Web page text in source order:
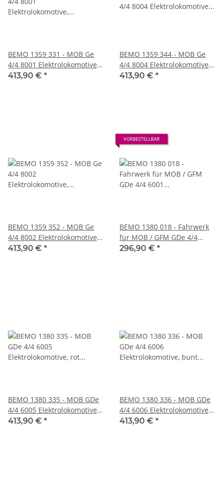
BEMO 1359 331 - MOB Ge
4/4 8001 Elektrolokomotive,
blau/bunt "Testuz" - DIGITAL
413,90 € *
BEMO 1359 344 - MOB Ge
4/4 8004 Elektrolokomotive
grün - „Swisstainable“ -
413,90 € *
BEMO 1359 352 - MOB Ge
4/4 8002 Elektrolokomotive,
nachtblau/beige - DIGITAL
413,90 € *
VORBESTELLBAR
BEMO 1380 018 - Fahrwerk
für MOB / GFM GDe 4/4
6001 - 6006 DIGITAL mit
296,90 € *
BEMO 1380 335 - MOB GDe
4/4 6005 Elektrolokomotive,
rot "Féte des Vignerons" -
413,90 € *
BEMO 1380 336 - MOB GDe
4/4 6006 Elektrolokomotive,
bunt "Badoux Vins" -
413,90 € *